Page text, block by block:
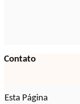
Contato
Esta Página